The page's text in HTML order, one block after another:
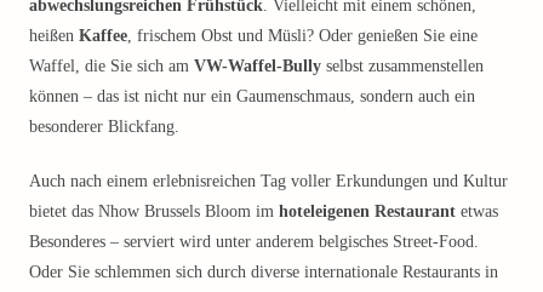
abwechslungsreichen Frühstück. Vielleicht mit einem schönen,
heißen Kaffee, frischem Obst und Müsli? Oder genießen Sie eine
Waffel, die Sie sich am VW-Waffel-Bully selbst zusammenstellen
können – das ist nicht nur ein Gaumenschmaus, sondern auch ein
besonderer Blickfang.
Auch nach einem erlebnisreichen Tag voller Erkundungen und Kultur
bietet das Nhow Brussels Bloom im hoteleigenen Restaurant etwas
Besonderes – serviert wird unter anderem belgisches Street-Food.
Oder Sie schlemmen sich durch diverse internationale Restaurants in